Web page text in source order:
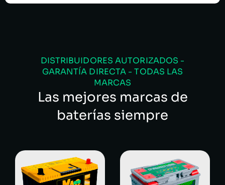
DISTRIBUIDORES AUTORIZADOS -
GARANTÍA DIRECTA - TODAS LAS
MARCAS
Las mejores marcas de
baterías siempre